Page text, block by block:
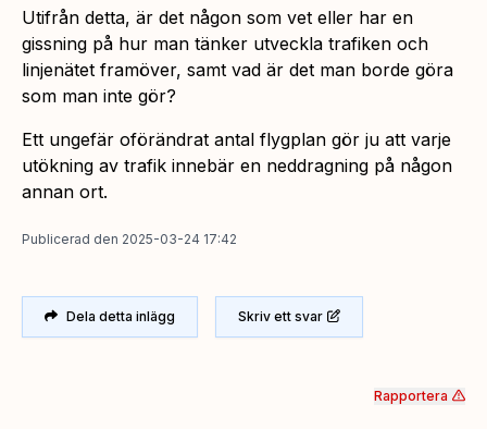
Utifrån detta, är det någon som vet eller har en
gissning på hur man tänker utveckla trafiken och
linjenätet framöver, samt vad är det man borde göra
som man inte gör?
Ett ungefär oförändrat antal flygplan gör ju att varje
utökning av trafik innebär en neddragning på någon
annan ort.
Publicerad den 2025-03-24 17:42
Dela detta inlägg Skriv ett svar
Rapportera